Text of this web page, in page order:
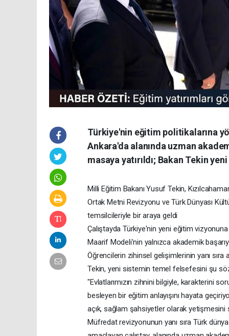
Türkiye'nin eğitim politikalarına
Ankara'da alanında uzman
masaya yatırıldı; Bakan Tekin
Milli Eğitim Bakanı Yusuf Tekin,
Ortak Metni Revizyonu ve Türk Dünyası
temsilcileriyle bir araya geldi
Çalıştayda Türkiye'nin yeni eğitim
Maarif Modeli'nin yalnızca akademik
Öğrencilerin zihinsel gelişimlerinin yanı
Tekin, yeni sistemin temel felsefesini şu
"Evlatlarımızın zihnini bilgiyle, karakterini
besleyen bir eğitim anlayışını hayata
açık, sağlam şahsiyetler olarak yetişmesini
Müfredat revizyonunun yanı sıra Türk